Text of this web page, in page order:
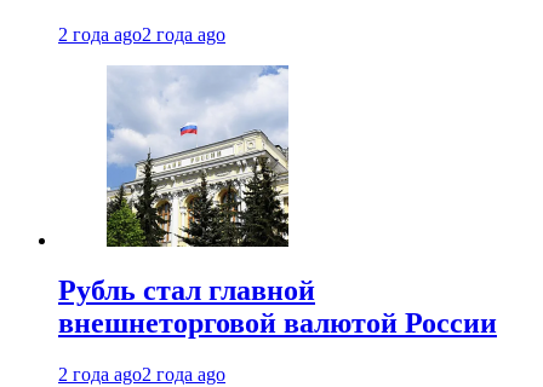
2 года ago2 года ago
Рубль стал главной
внешнеторговой валютой России
2 года ago2 года ago